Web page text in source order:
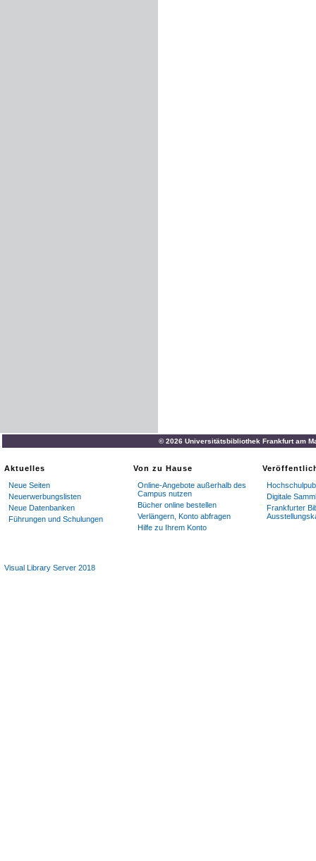
© 2026 Universitätsbibliothek Frankfurt am
Aktuelles
Neue Seiten
Neuerwerbungslisten
Neue Datenbanken
Führungen und Schulungen
Von zu Hause
Online-Angebote außerhalb des
Campus nutzen
Bücher online bestellen
Verlängern, Konto abfragen
Hilfe zu Ihrem Konto
Digitale
Frankfurter
Visual Library Server 2018